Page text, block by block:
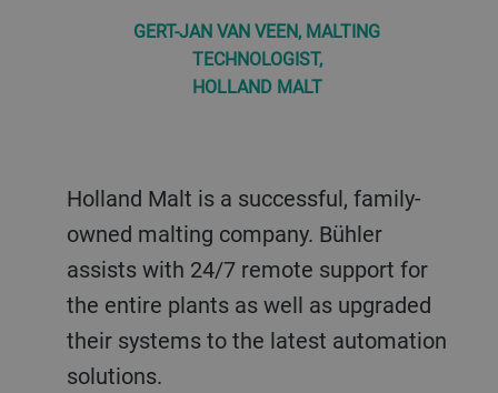
GERT-JAN VAN VEEN, MALTING
TECHNOLOGIST,
HOLLAND MALT
Holland Malt is a successful, family-
owned malting company. Bühler
assists with 24/7 remote support for
the entire plants as well as upgraded
their systems to the latest automation
solutions.